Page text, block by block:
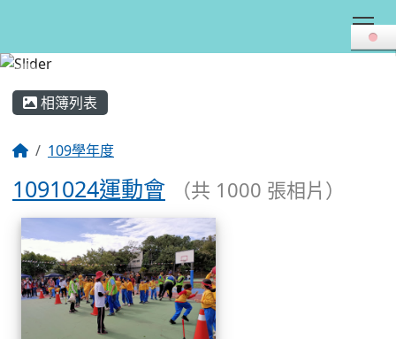
相簿列表
109學年度
1091024運動會 （共 1000 張相片）
相簿列表